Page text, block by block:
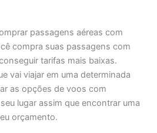
passagens aéreas com
compra suas passagens com
tarifas mais baixas.
vai viajar em uma determinada
as opções de voos com
lugar assim que encontrar uma
orçamento.